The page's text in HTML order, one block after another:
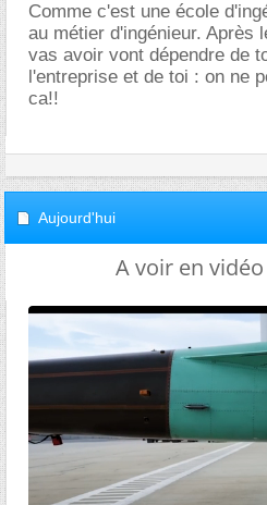
Comme c'est une école
au métier d'ingénieur. Après
vas avoir vont dépendre de
l'entreprise et de toi : on ne
ca!!
Aujourd'hui
A voir en